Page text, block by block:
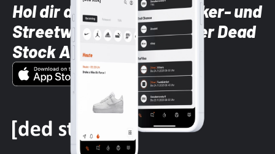
Hol dir die neuesten Sneaker- und
Streetwear-Brands mit der Dead
Stock App